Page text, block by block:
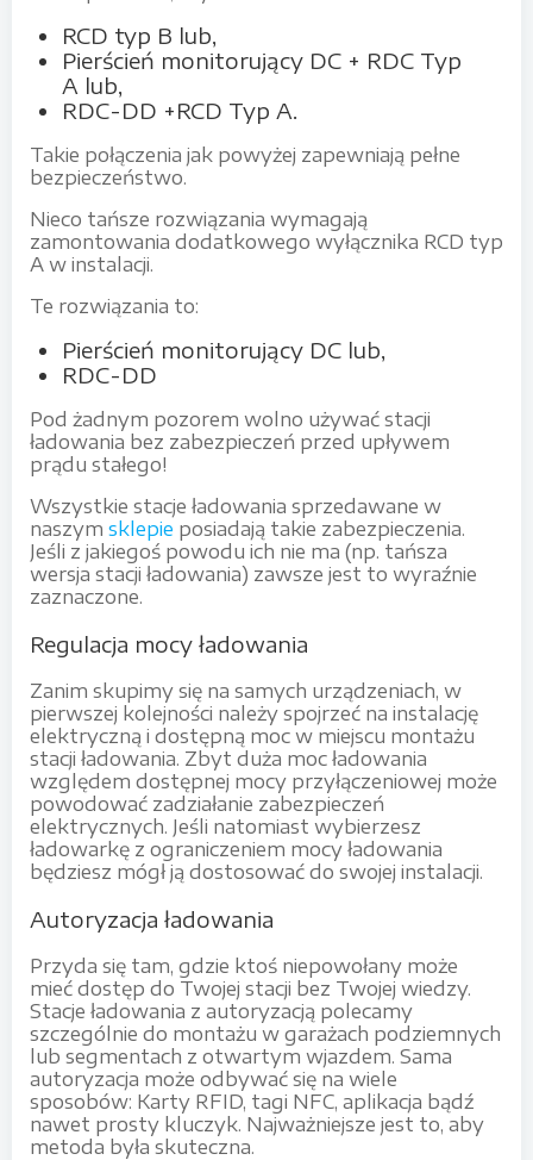
RCD typ B lub,
Pierścień monitorujący DC + RDC Typ
A lub,
RDC-DD +RCD Typ A.
Takie połączenia jak powyżej zapewniają pełne
bezpieczeństwo.
Nieco tańsze rozwiązania wymagają
zamontowania dodatkowego wyłącznika RCD typ
A w instalacji.
Te rozwiązania to:
Pierścień monitorujący DC lub,
RDC-DD
Pod żadnym pozorem wolno używać stacji
ładowania bez zabezpieczeń przed upływem
prądu stałego!
Wszystkie stacje ładowania sprzedawane w
naszym sklepie posiadają takie zabezpieczenia.
Jeśli z jakiegoś powodu ich nie ma (np. tańsza
wersja stacji ładowania) zawsze jest to wyraźnie
zaznaczone.
Regulacja mocy ładowania
Zanim skupimy się na samych urządzeniach, w
pierwszej kolejności należy spojrzeć na instalację
elektryczną i dostępną moc w miejscu montażu
stacji ładowania. Zbyt duża moc ładowania
względem dostępnej mocy przyłączeniowej może
powodować zadziałanie zabezpieczeń
elektrycznych. Jeśli natomiast wybierzesz
ładowarkę z ograniczeniem mocy ładowania
będziesz mógł ją dostosować do swojej instalacji.
Autoryzacja ładowania
Przyda się tam, gdzie ktoś niepowołany może
mieć dostęp do Twojej stacji bez Twojej wiedzy.
Stacje ładowania z autoryzacją polecamy
szczególnie do montażu w garażach podziemnych
lub segmentach z otwartym wjazdem. Sama
autoryzacja może odbywać się na wiele
sposobów: Karty RFID, tagi NFC, aplikacja bądź
nawet prosty kluczyk. Najważniejsze jest to, aby
metoda była skuteczna.